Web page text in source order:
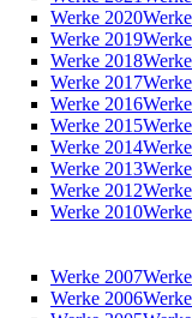
Werke 2020
Werke 2019
Werke 2018
Werke 2017
Werke 2016
Werke 2015
Werke 2014
Werke 2013
Werke 2012
Werke 2010
Werke 2007
Werke 2006